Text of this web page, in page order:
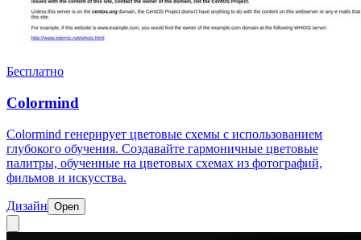
Бесплатно
Colormind
Colormind генерирует цветовые схемы с использованием
глубокого обучения. Создавайте гармоничные цветовые
палитры, обученные на цветовых схемах из фотографий,
фильмов и искусства.
Дизайн Open